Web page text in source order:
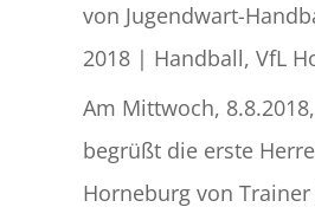
von Jugendwart-
2018| Handball, VfL
Am Mittwoch,
begrüßt die erste
Horneburg von Trainer